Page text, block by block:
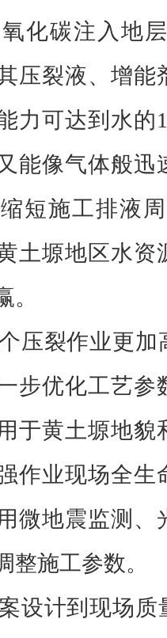
化碳注入地
压裂液、增
力可达到水的
能像气体般
短施工排液
土塬地区水
压裂作业更
步优化工艺
于黄土塬地
作业现场全
微地震监测
整施工参数。
设计到现场